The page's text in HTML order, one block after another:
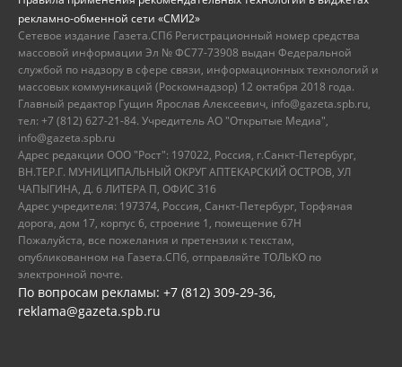
рекламно-обменной сети «СМИ2»
Сетевое издание Газета.СПб Регистрационный номер средства
массовой информации Эл № ФС77-73908 выдан Федеральной
службой по надзору в сфере связи, информационных технологий и
массовых коммуникаций (Роскомнадзор) 12 октября 2018 года.
Главный редактор Гущин Ярослав Алексеевич, info@gazeta.spb.ru,
тел: +7 (812) 627-21-84. Учредитель АО "Открытые Медиа",
info@gazeta.spb.ru
Адрес редакции ООО "Рост": 197022, Россия, г.Санкт-Петербург,
ВН.ТЕР.Г. МУНИЦИПАЛЬНЫЙ ОКРУГ АПТЕКАРСКИЙ ОСТРОВ, УЛ
ЧАПЫГИНА, Д. 6 ЛИТЕРА П, ОФИС 316
Адрес учредителя: 197374, Россия, Санкт-Петербург, Торфяная
дорога, дом 17, корпус 6, строение 1, помещение 67Н
Пожалуйста, все пожелания и претензии к текстам,
опубликованном на Газета.СПб, отправляйте ТОЛЬКО по
электронной почте.
По вопросам рекламы: +7 (812) 309-29-36,
reklama@gazeta.spb.ru